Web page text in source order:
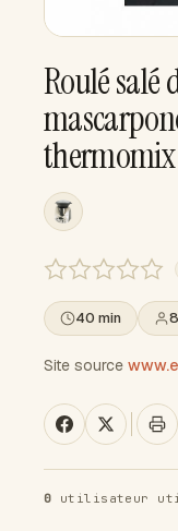
Roulé salé
thermomix
40 min
Site source
0 utilisateur